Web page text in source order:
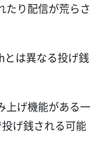
たり配信が荒らさ
は異なる投げ銭
上げ機能がある一
げ銭される可能